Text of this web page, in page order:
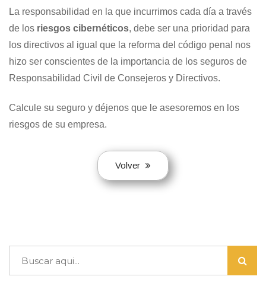
La responsabilidad en la que incurrimos cada día a través
de los riesgos cibernéticos, debe ser una prioridad para
los directivos al igual que la reforma del código penal nos
hizo ser conscientes de la importancia de los seguros de
Responsabilidad Civil de Consejeros y Directivos.
Calcule su seguro y déjenos que le asesoremos en los
riesgos de su empresa.
Volver